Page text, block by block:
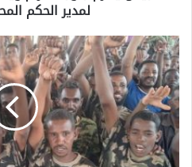
لمدير الحكم